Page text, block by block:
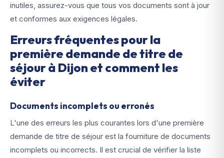
inutiles, assurez-vous que tous vos documents sont à jour
et conformes aux exigences légales.
Erreurs fréquentes pour la
première demande de titre de
séjour à Dijon et comment les
éviter
Documents incomplets ou erronés
L'une des erreurs les plus courantes lors d'une première
demande de titre de séjour est la fourniture de documents
incomplets ou incorrects. Il est crucial de vérifier la liste